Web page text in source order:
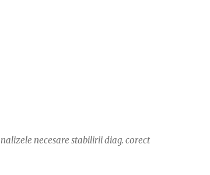
necesare stabilirii diag. corect